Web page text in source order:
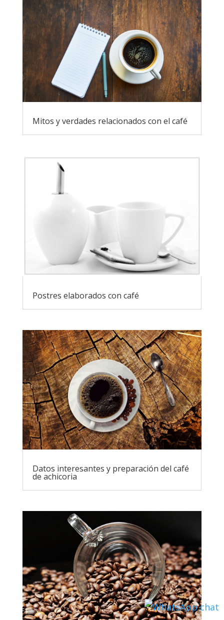
Mitos y verdades relacionados con el café
Postres elaborados con café
Datos interesantes y preparación del café
de achicoria